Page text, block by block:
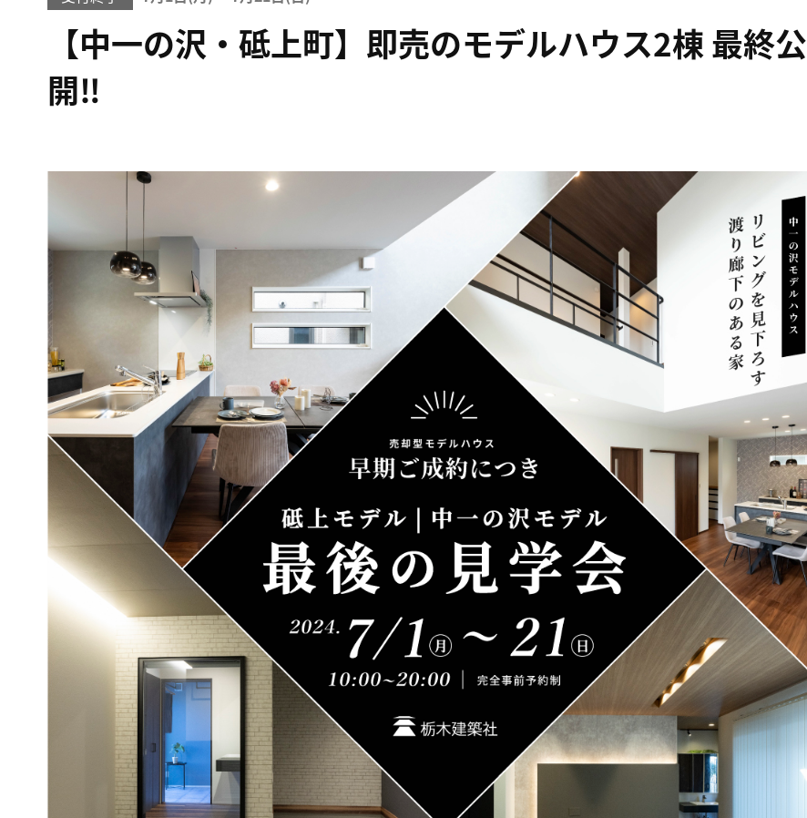
【中一の沢・砥上町】即売のモデルハウス2棟 最終公
開‼